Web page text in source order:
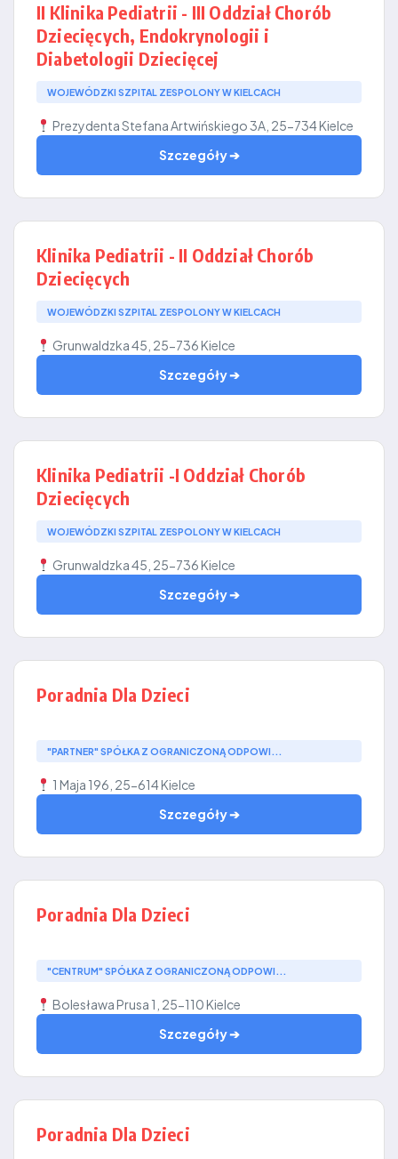
II Klinika Pediatrii - III Oddział Chorób
Dziecięcych, Endokrynologii i
Diabetologii Dziecięcej
WOJEWÓDZKI SZPITAL ZESPOLONY W KIELCACH
Prezydenta Stefana Artwińskiego 3A, 25-734 Kielce
Szczegóły ➔
Klinika Pediatrii - II Oddział Chorób
Dziecięcych
WOJEWÓDZKI SZPITAL ZESPOLONY W KIELCACH
Grunwaldzka 45, 25-736 Kielce
Szczegóły ➔
Klinika Pediatrii -I Oddział Chorób
Dziecięcych
WOJEWÓDZKI SZPITAL ZESPOLONY W KIELCACH
Grunwaldzka 45, 25-736 Kielce
Szczegóły ➔
Poradnia Dla Dzieci
"PARTNER" SPÓŁKA Z OGRANICZONĄ ODPOWI...
1 Maja 196, 25-614 Kielce
Szczegóły ➔
Poradnia Dla Dzieci
"CENTRUM" SPÓŁKA Z OGRANICZONĄ ODPOWI...
Bolesława Prusa 1, 25-110 Kielce
Szczegóły ➔
Poradnia Dla Dzieci